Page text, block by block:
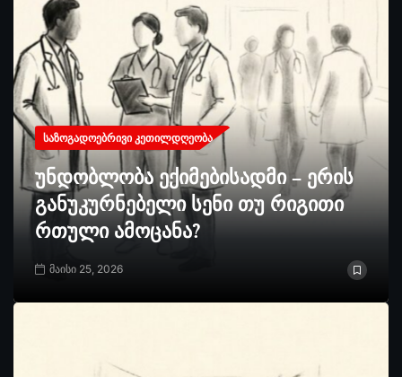
ᲡᲐᲖᲝᲒᲐᲓᲝᲔᲑᲠᲘᲕᲘ ᲙᲔᲗᲘᲚᲓᲦᲔᲝᲑᲐ
უნდობლობა ექიმებისადმი – ერის
განუკურნებელი სენი თუ რიგითი
რთული ამოცანა?
მაისი 25, 2026